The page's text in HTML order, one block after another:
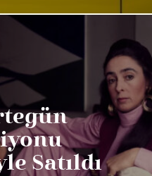
Satıldı